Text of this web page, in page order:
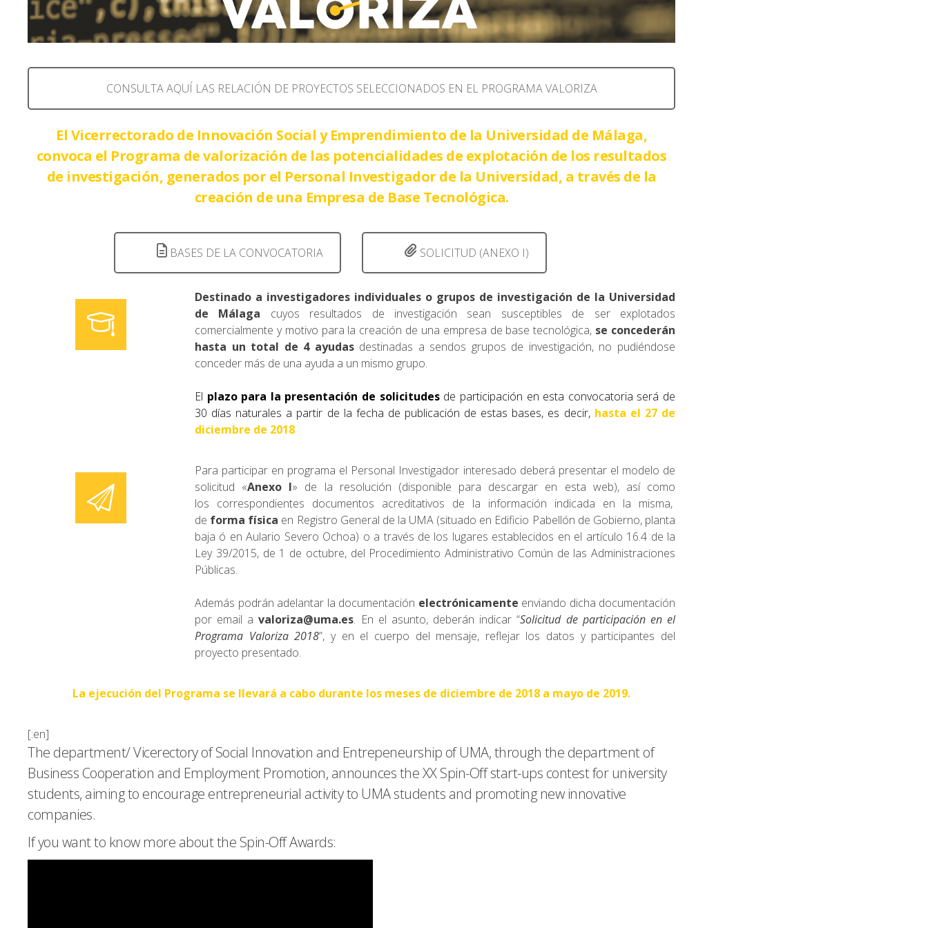
CONSULTA AQUÍ LAS RELACIÓN DE PROYECTOS SELECCIONADOS EN EL PROGRAMA VALORIZA
El Vicerrectorado de Innovación Social y Emprendimiento de la Universidad de Málaga,
convoca el Programa de valorización de las potencialidades de explotación de los resultados
de investigación, generados por el Personal Investigador de la Universidad, a través de la
creación de una Empresa de Base Tecnológica.
BASES DE LA CONVOCATORIA SOLICITUD (ANEXO I)
Destinado a investigadores individuales o grupos de investigación de la Universidad
de Málaga cuyos resultados de investigación sean susceptibles de ser explotados
comercialmente y motivo para la creación de una empresa de base tecnológica, se concederán
hasta un total de 4 ayudas destinadas a sendos grupos de investigación, no pudiéndose
conceder más de una ayuda a un mismo grupo.
El plazo para la presentación de solicitudesde participación en esta convocatoria será de
30 días naturales a partir de la fecha de publicación de estas bases, es decir,hasta el 27 de
diciembre de 2018.
Para participar en programa el Personal Investigador interesado deberá presentar el modelo de
solicitud «Anexo I» de la resolución (disponible para descargar en esta web), así como
los correspondientes documentos acreditativos de la información indicada en la misma,
de forma física en Registro General de la UMA (situado en Edificio Pabellón de Gobierno, planta
baja ó en Aulario Severo Ochoa) o a través de los lugares establecidos en el artículo 16.4 de la
Ley 39/2015, de 1 de octubre, del Procedimiento Administrativo Común de las Administraciones
Públicas.
Además podrán adelantar la documentación electrónicamente enviando dicha documentación
por email a valoriza@uma.es. En el asunto, deberán indicar “Solicitud de participación en el
Programa Valoriza 2018”, y en el cuerpo del mensaje, reflejar los datos y participantes del
proyecto presentado.
La ejecución del Programa se llevará a cabo durante los meses de diciembre de 2018 a mayo de 2019.
[:en]
The department/ Vicerectory of Social Innovation and Entrepeneurship of UMA, through the department of
Business Cooperation and Employment Promotion, announces the XX Spin-Off start-ups contest for university
students, aiming to encourage entrepreneurial activity to UMA students and promoting new innovative
companies.
If you want to know more about the Spin-Off Awards: